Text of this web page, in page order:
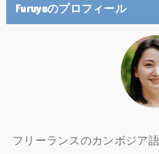
Furuyaのプロフィール
フリーランスのカンボジア